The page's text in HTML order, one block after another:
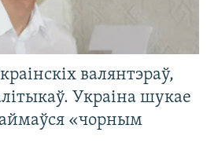
валянтэраў,
Украіна шукае
«чорным